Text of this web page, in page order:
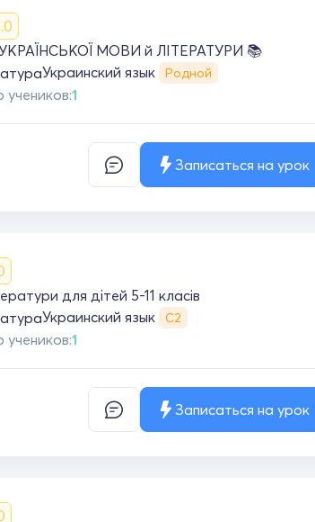
МОВИ й ЛІТЕРАТУРИ 📚
Украинский язык Родной
учеников:1
Записаться на урок
для дітей 5-11 класів
Украинский язык С2
учеников:1
Записаться на урок